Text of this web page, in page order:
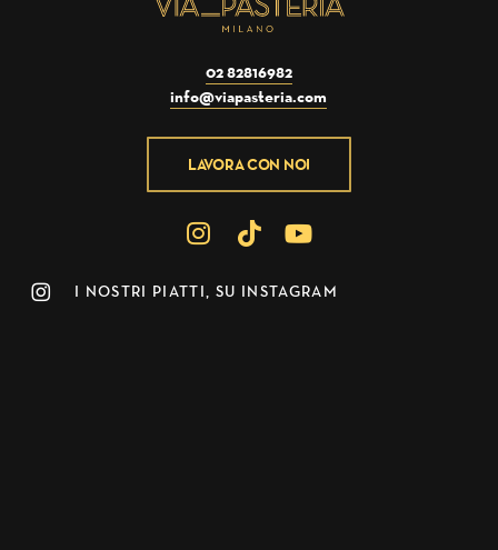
02 82816982
info@viapasteria.com
LAVORA CON NOI
I NOSTRI PIATTI, SU INSTAGRAM